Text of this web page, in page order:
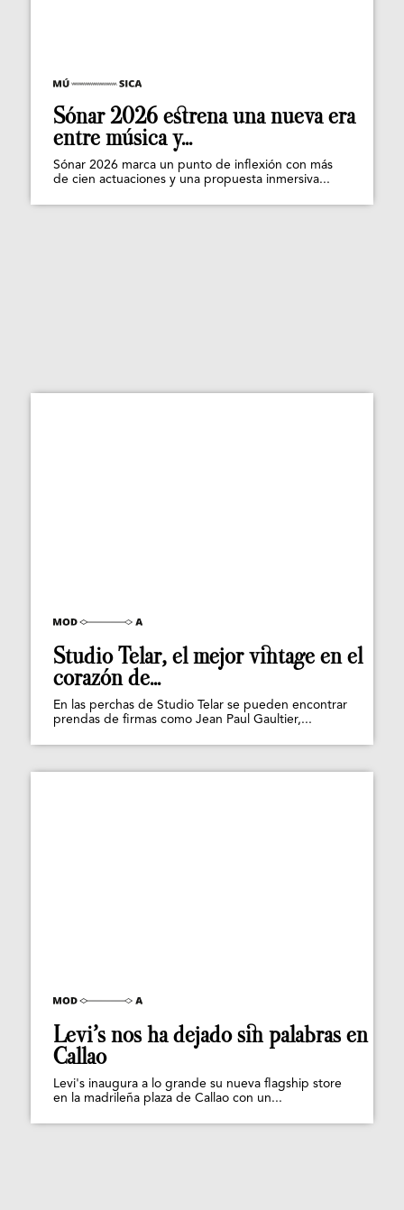
Sónar 2026 estrena una nueva era
entre música y...
Sónar 2026 marca un punto de inflexión con más
de cien actuaciones y una propuesta inmersiva...
Studio Telar, el mejor vintage en el
corazón de...
En las perchas de Studio Telar se pueden encontrar
prendas de firmas como Jean Paul Gaultier,...
Levi’s nos ha dejado sin palabras en
Callao
Levi's inaugura a lo grande su nueva flagship store
en la madrileña plaza de Callao con un...